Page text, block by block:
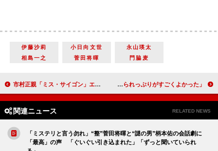
伊藤沙莉 小日向文世
永山瑛太
相島一之
菅田将暉 門脇麦
市村正親「ミス・サイゴン」エンジニア役は「半永久的にやれる」 高畑充希「このタイミングを待っていたのかなと思いました」 赤楚衛二、役作りのため、携帯やテレビから距離を置く 坂口健太郎「やられっぷりがすごくよかった」
関連ニュース RELATED NEWS
「ミステリと言う勿れ」“整”菅田将暉と“謎の男”柄本佑の会話劇に
「最高」の声 「ぐいぐい引き込まれた」「ずっと聞いていられ